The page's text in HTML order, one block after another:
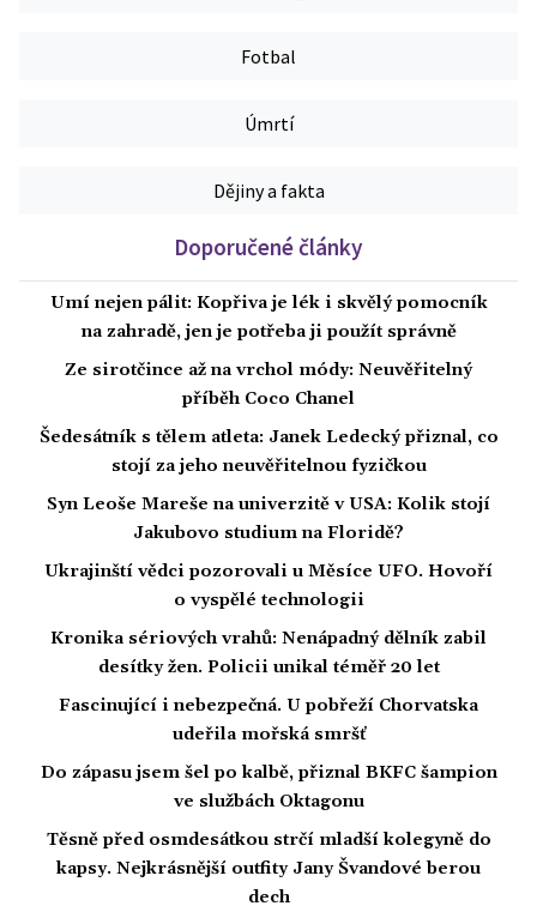
Fotbal
Úmrtí
Dějiny a fakta
Doporučené články
Umí nejen pálit: Kopřiva je lék i skvělý pomocník
na zahradě, jen je potřeba ji použít správně
Ze sirotčince až na vrchol módy: Neuvěřitelný
příběh Coco Chanel
Šedesátník s tělem atleta: Janek Ledecký přiznal, co
stojí za jeho neuvěřitelnou fyzičkou
Syn Leoše Mareše na univerzitě v USA: Kolik stojí
Jakubovo studium na Floridě?
Ukrajinští vědci pozorovali u Měsíce UFO. Hovoří
o vyspělé technologii
Kronika sériových vrahů: Nenápadný dělník zabil
desítky žen. Policii unikal téměř 20 let
Fascinující i nebezpečná. U pobřeží Chorvatska
udeřila mořská smršť
Do zápasu jsem šel po kalbě, přiznal BKFC šampion
ve službách Oktagonu
Těsně před osmdesátkou strčí mladší kolegyně do
kapsy. Nejkrásnější outfity Jany Švandové berou
dech